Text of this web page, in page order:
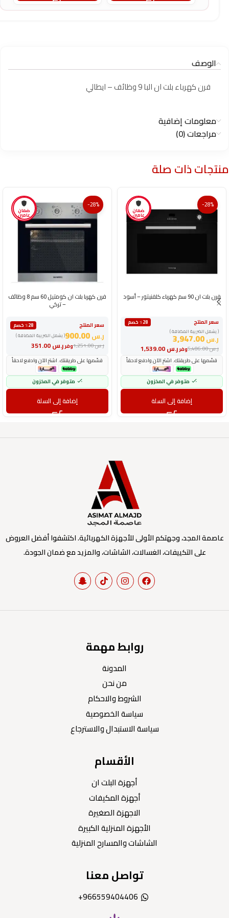
الوصف
فرن كهرباء بلت ان البا 9 وظائف – ايطالي
معلومات إضافية
مراجعات (0)
منتجات ذات صلة
ضمان
عامين
-28%
فرن بلت ان 90 سم كهرباء كلفنيتور – أسود
سعر المنتج
٪28 خصم
( يشمل الضريبة المضافة )
ر.س3,947.00
وفرر.س ر.س5,486.00
قسّمها على طريقتك. اشترِ الآن وادفع لاحقاً
متوفر في المخزون
إضافة إلى السلة
ضمان
عامين
-28%
فرن كهربا بلت ان كومتيل 60 سم 8 وظائف
– تركي
سعر المنتج
٪28 خصم
( يشمل الضريبة المضافة )
ر.س
وفرر.س ر.س1,251.00
قسّمها على طريقتك. اشترِ الآن وادفع لاحقاً
متوفر في المخزون
إضافة إلى السلة
عاصمة المجد، وجهتكم الأولى للأجهزة الكهربائية. اكتشفوا أفضل العروض
على التكييفات، الغسالات، الشاشات، والمزيد مع ضمان الجودة.
روابط مهمة
المدونة
من نحن
الشروط والاحكام
سياسة الخصوصية
سياسة الاستبدال والاسترجاع
الأقسام
أجهزة البلت ان
أجهزة المكيفات
الاجهزة الصغيرة
الأجهزة المنزلية الكبيرة
الشاشات والمسارح المنزلية
تواصل معنا
966559404406+